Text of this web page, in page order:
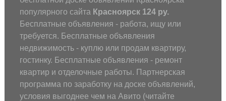
популярного сайта Красноярск 124 ру.
Бесплатные объявления - работа, ищу или
требуется. Бесплатные объявления
недвижимость - куплю или продам квартиру,
гостинку. Бесплатные объявления - ремонт
квартир и отделочные работы. Партнерская
программа по заработку на доске объявлений,
условия выгоднее чем на Авито (читайте